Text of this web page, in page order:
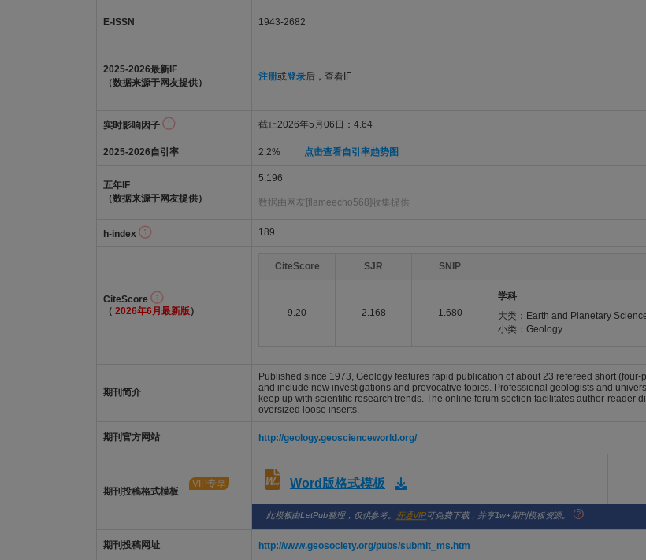
E-ISSN 1943-2682
2025-2026最新IF
（数据来源于网友提供）
注册或登录后，查看IF
实时影响因子 截止2026年5月06日：4.64
2025-2026自引率 2.2% 点击查看自引率趋势图
五年IF
（数据来源于网友提供）
5.196
数据由网友[flameecho568]收集提供
h-index 189
CiteScore
（ 2026年6月最新版 ）
CiteScore SJR SNIP
9.20 2.168 1.680
学科
大类：Earth and Planetary
小类：Geology
期刊简介
Published since 1973, Geology features rapid publication of about 23 refereed short
and include new investigations and provocative topics. Professional geologists and
keep up with scientific research trends. The online forum section facilitates author-reader
oversized loose inserts.
期刊官方网站 http://geology.geoscienceworld.org/
期刊投稿格式模板
VIP专享 Word版格式模板
此模板由LetPub整理，仅供参考。 开通VIP可免费下载，并享1w+期刊模板资源。
期刊投稿网址 http://www.geosociety.org/pubs/submit_ms.htm